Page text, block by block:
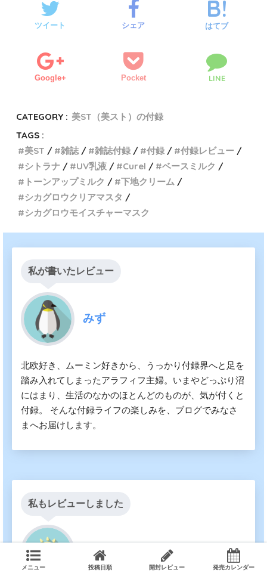
ツイート シェア はてブ
Google+ Pocket LINE
CATEGORY : 美ST（美スト）の付録
TAGS :
美ST
雑誌 雑誌付録 付録
付録レビュー
シトラナ
UV乳液 Curel
ベースミルク
トーンアップミルク
下地クリーム
シカグロウクリアマスタ
シカグロウモイスチャーマスク
私が書いたレビュー
みず
北欧好き、ムーミン好きから、うっかり付録界へと足を
踏み入れてしまったアラフィフ主婦。いまやどっぷり沼
にはまり、生活のなかのほとんどのものが、気が付くと
付録。 そんな付録ライフの楽しみを、ブログでみなさ
まへお届けします。
私もレビューしました
yasuka
メニュー 投稿日順 開封レビュー 発売カレンダー